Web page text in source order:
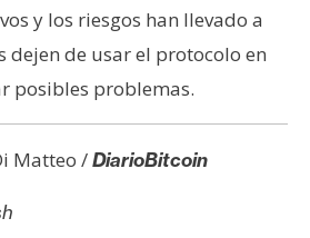
y los riesgos han llevado a
dejen de usar el protocolo en
posibles problemas.
Matteo /DiarioBitcoin